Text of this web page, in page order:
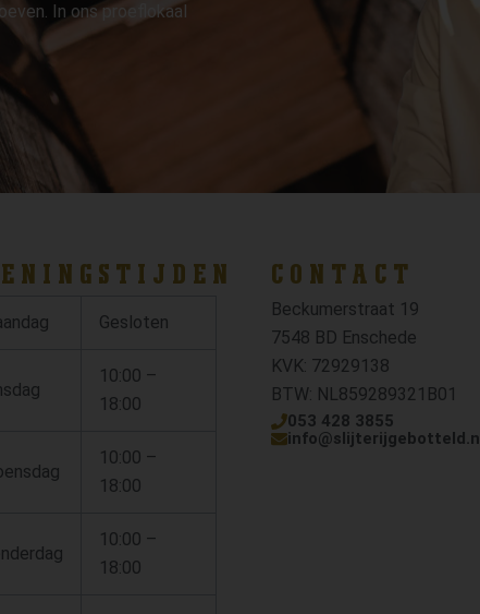
In ons proeflokaal
Gesloten
10:00 –
18:00
10:00 –
18:00
10:00 –
18:00
CONTACT
Beckumerstraat 19
7548 BD Enschede
KVK: 72929138
BTW: NL859289321B01
053 428 3855
info@slijterijgebotteld.nl